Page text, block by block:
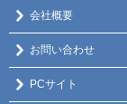
会社概要
お問い合わせ
PCサイト